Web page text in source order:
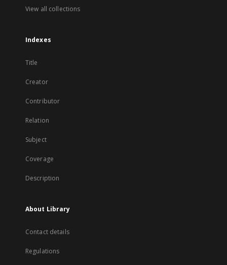
View all collections
Indexes
Title
Creator
Contributor
Relation
Subject
Coverage
Description
About Library
Contact details
Regulations